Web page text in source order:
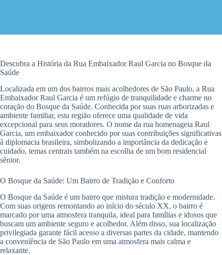
Descubra a História da Rua Embaixador Raul Garcia no Bosque da
Saúde
Localizada em um dos bairros mais acolhedores de São Paulo, a Rua
Embaixador Raul Garcia é um refúgio de tranquilidade e charme no
coração do Bosque da Saúde. Conhecida por suas ruas arborizadas e
ambiente familiar, esta região oferece uma qualidade de vida
excepcional para seus moradores. O nome da rua homenageia Raul
Garcia, um embaixador conhecido por suas contribuições significativas
à diplomacia brasileira, simbolizando a importância da dedicação e
cuidado, temas centrais também na escolha de um bom residencial
sênior.
O Bosque da Saúde: Um Bairro de Tradição e Conforto
O Bosque da Saúde é um bairro que mistura tradição e modernidade.
Com suas origens remontando ao início do século XX, o bairro é
marcado por uma atmosfera tranquila, ideal para famílias e idosos que
buscam um ambiente seguro e acolhedor. Além disso, sua localização
privilegiada garante fácil acesso a diversas partes da cidade, mantendo
a conveniência de São Paulo em uma atmosfera mais calma e
relaxante.